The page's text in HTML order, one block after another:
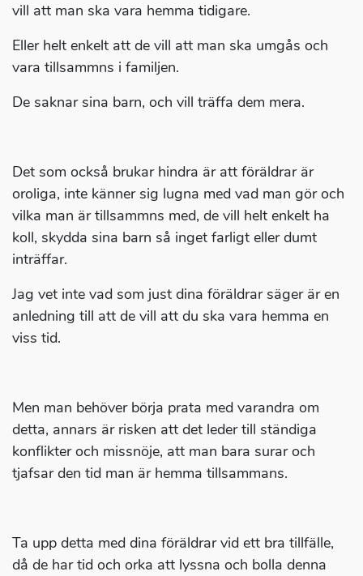
vill att man ska vara hemma tidigare.
Eller helt enkelt att de vill att man ska umgås och
vara tillsammns i familjen.
De saknar sina barn, och vill träffa dem mera.
Det som också brukar hindra är att föräldrar är
oroliga, inte känner sig lugna med vad man gör och
vilka man är tillsammns med, de vill helt enkelt ha
koll, skydda sina barn så inget farligt eller dumt
inträffar.
Jag vet inte vad som just dina föräldrar säger är en
anledning till att de vill att du ska vara hemma en
viss tid.
Men man behöver börja prata med varandra om
detta, annars är risken att det leder till ständiga
konflikter och missnöje, att man bara surar och
tjafsar den tid man är hemma tillsammans.
Ta upp detta med dina föräldrar vid ett bra tillfälle,
då de har tid och orka att lyssna och bolla denna